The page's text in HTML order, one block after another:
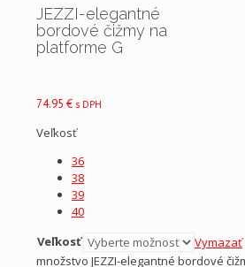
JEZZI-elegantné
bordové čižmy na
platforme G
74.95 € s DPH
Veľkosť
36
38
39
40
Veľkosť
Vymazať
množstvo JEZZI-elegantné bordové